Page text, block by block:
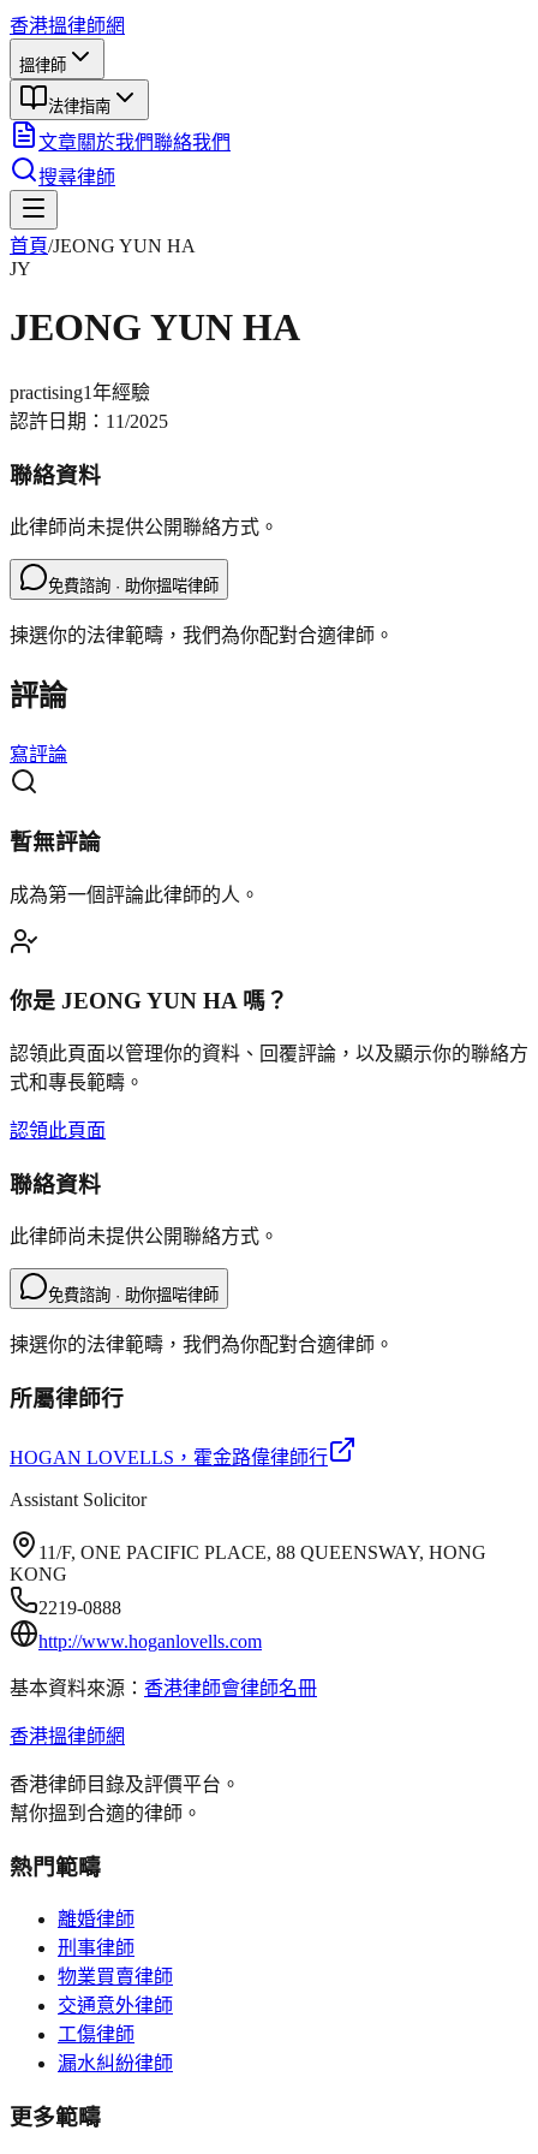
香港搵律師網
搵律師
法律指南
文章關於我們聯絡我們
搜尋律師
首頁/JEONG YUN HA
JY
JEONG YUN HA
practising1年經驗
認許日期： 11/2025
聯絡資料
此律師尚未提供公開聯絡方式。
免費諮詢 · 助你搵啱律師
揀選你的法律範疇，我們為你配對合適律師。
評論
寫評論
暫無評論
成為第一個評論此律師的人。
你是 JEONG YUN HA嗎？
認領此頁面以管理你的資料、回覆評論，以及顯示你的聯絡方
式和專長範疇。
認領此頁面
聯絡資料
此律師尚未提供公開聯絡方式。
免費諮詢 · 助你搵啱律師
揀選你的法律範疇，我們為你配對合適律師。
所屬律師行
HOGAN LOVELLS ，霍金路偉律師行
Assistant Solicitor
11/F, ONE PACIFIC PLACE, 88 QUEENSWAY, HONG
KONG
2219-0888
http://www.hoganlovells.com
基本資料來源： 香港律師會律師名冊
香港搵律師網
香港律師目錄及評價平台。
幫你搵到合適的律師。
熱門範疇
離婚律師
刑事律師
物業買賣律師
交通意外律師
工傷律師
漏水糾紛律師
更多範疇